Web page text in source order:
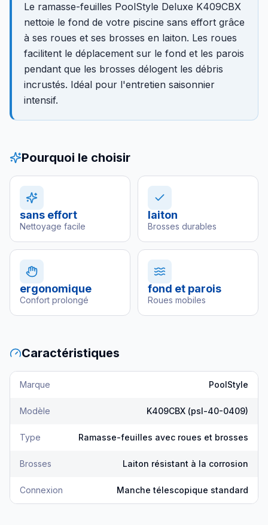
Le ramasse-feuilles PoolStyle Deluxe K409CBX
nettoie le fond de votre piscine sans effort grâce
à ses roues et ses brosses en laiton. Les roues
facilitent le déplacement sur le fond et les parois
pendant que les brosses délogent les débris
incrustés. Idéal pour l'entretien saisonnier
intensif.
Pourquoi le choisir
sans effort
Nettoyage facile
laiton
Brosses durables
ergonomique
Confort prolongé
fond et parois
Roues mobiles
Caractéristiques
Marque PoolStyle
Modèle K409CBX (psl-40-0409)
Type Ramasse-feuilles avec roues et brosses
Brosses Laiton résistant à la corrosion
Connexion Manche télescopique standard